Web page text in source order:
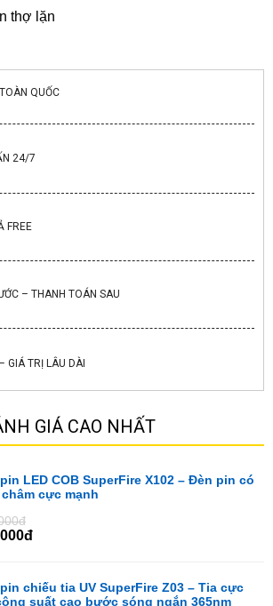
thợ lặn
QUỐC
24/7
FREE
– THANH TOÁN SAU
GIÁ TRỊ LÂU DÀI
GIÁ CAO NHẤT
LED COB SuperFire X102 – Đèn pin có
châm cực mạnh
chiếu tia UV SuperFire Z03 – Tia cực
suất cao bước sóng ngắn 365nm